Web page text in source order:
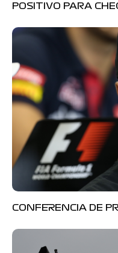
POSITIVO PARA
CONFERENCIA DE